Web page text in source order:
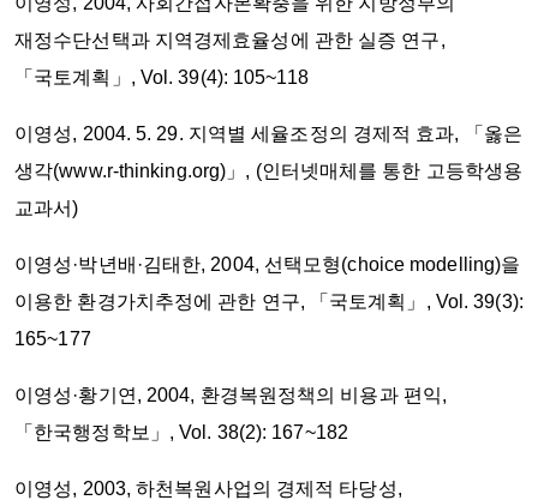
재정수단선택과 지역경제효율성에 관한 실증 연구,
「국토계획」, Vol. 39(4): 105~118
이영성, 2004. 5. 29. 지역별 세율조정의 경제적 효과, 「옳은
생각(www.r-thinking.org)」, (인터넷매체를 통한 고등학생용
교과서)
이영성·박년배·김태한, 2004, 선택모형(choice modelling)을
이용한 환경가치추정에 관한 연구, 「국토계획」, Vol. 39(3):
165~177
이영성·황기연, 2004, 환경복원정책의 비용과 편익,
「한국행정학보」, Vol. 38(2): 167~182
이영성, 2003, 하천복원사업의 경제적 타당성,